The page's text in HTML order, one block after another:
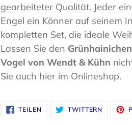
gearbeiteter Qualität. Jeder
Engel ein Könner auf seinem
kompletten Set, die ideale
Lassen Sie den
Vogel von Wendt & Kühn
Sie auch hier im Onlineshop.
TEILEN
FACEBOOK
TEILEN
TWITTERN AUF
TWITTER